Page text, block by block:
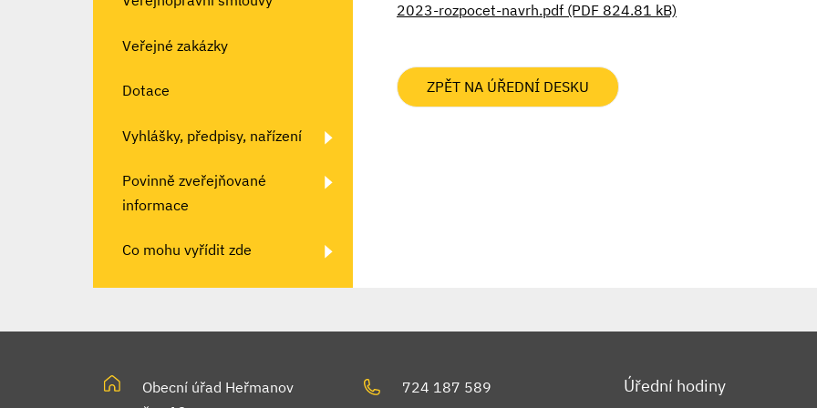
2023-rozpocet-navrh.pdf (PDF 824.81 kB)
ZPĚT NA ÚŘEDNÍ DESKU
Veřejné zakázky
Dotace
Vyhlášky, předpisy, nařízení
Povinně zveřejňované
informace
Co mohu vyřídit zde
Obecní úřad Heřmanov
724 187 589 Úřední hodiny